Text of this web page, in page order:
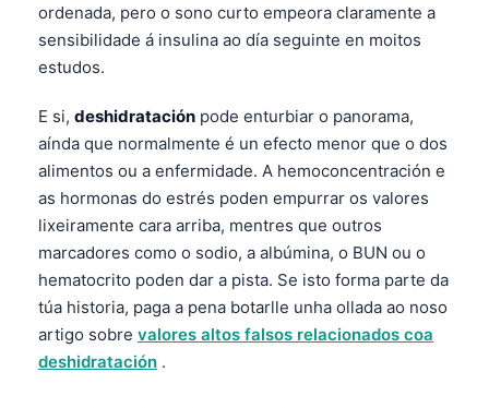
ordenada, pero o sono curto empeora claramente a
sensibilidade á insulina ao día seguinte en moitos
estudos.
E si, deshidratación pode enturbiar o panorama,
aínda que normalmente é un efecto menor que o dos
alimentos ou a enfermidade. A hemoconcentración e
as hormonas do estrés poden empurrar os valores
lixeiramente cara arriba, mentres que outros
marcadores como o sodio, a albúmina, o BUN ou o
hematocrito poden dar a pista. Se isto forma parte da
túa historia, paga a pena botarlle unha ollada ao noso
artigo sobre valores altos falsos relacionados coa
deshidratación .